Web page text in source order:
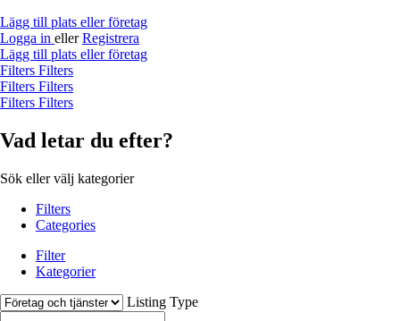
Lägg till plats eller företag
Logga in eller Registrera
Lägg till plats eller företag
Filters Filters
Filters Filters
Filters Filters
Vad letar du efter?
Sök eller välj kategorier
Filters
Categories
Filter
Kategorier
Listing Type